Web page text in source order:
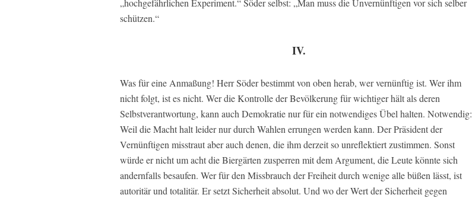
„hochgefährlichen Experiment.“ Söder selbst: „Man muss die Unvernünftigen vor sich selber
schützen.“
IV.
Was für eine Anmaßung! Herr Söder bestimmt von oben herab, wer vernünftig ist. Wer ihm
nicht folgt, ist es nicht. Wer die Kontrolle der Bevölkerung für wichtiger hält als deren
Selbstverantwortung, kann auch Demokratie nur für ein notwendiges Übel halten. Notwendig:
Weil die Macht halt leider nur durch Wahlen errungen werden kann. Der Präsident der
Vernünftigen misstraut aber auch denen, die ihm derzeit so unreflektiert zustimmen. Sonst
würde er nicht um acht die Biergärten zusperren mit dem Argument, die Leute könnte sich
andernfalls besaufen. Wer für den Missbrauch der Freiheit durch wenige alle büßen lässt, ist
autoritär und totalitär. Er setzt Sicherheit absolut. Und wo der Wert der Sicherheit gegen